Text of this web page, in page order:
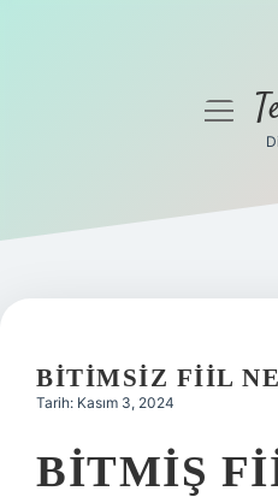
Gizlilik Politikası
Yasal Uyarı
menüyü
BITIMSIZ FIIL
Tarih: Kasım 3, 2024
BITMIŞ